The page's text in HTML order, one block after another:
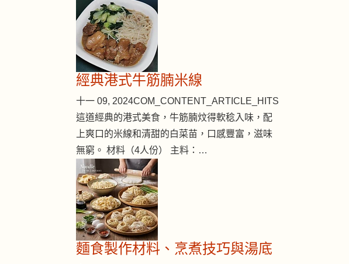
經典港式牛筋腩米線
十一 09, 2024COM_CONTENT_ARTICLE_HITS
這道經典的港式美食，牛筋腩炆得軟稔入味，配
上爽口的米線和清甜的白菜苗，口感豐富，滋味
無窮。 材料（4人份） 主料：…
麵食製作材料、烹煮技巧與湯底